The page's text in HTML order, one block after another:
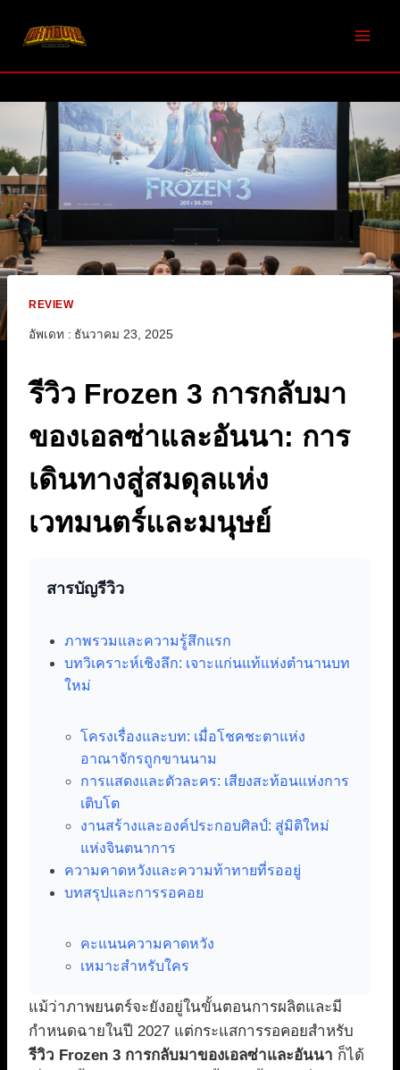
REVIEW
อัพเดท : ธันวาคม 23, 2025
รีวิว Frozen 3 การกลับมา
ของเอลซ่าและอันนา: การ
เดินทางสู่สมดุลแห่ง
เวทมนตร์และมนุษย์
สารบัญรีวิว
ภาพรวมและความรู้สึกแรก
บทวิเคราะห์เชิงลึก: เจาะแก่นแท้แห่งตำนานบท
ใหม่
โครงเรื่องและบท: เมื่อโชคชะตาแห่ง
อาณาจักรถูกขานนาม
การแสดงและตัวละคร: เสียงสะท้อนแห่งการ
เติบโต
งานสร้างและองค์ประกอบศิลป์: สู่มิติใหม่
แห่งจินตนาการ
ความคาดหวังและความท้าทายที่รออยู่
บทสรุปและการรอคอย
คะแนนความคาดหวัง
เหมาะสำหรับใคร
แม้ว่าภาพยนตร์จะยังอยู่ในขั้นตอนการผลิตและมี
กำหนดฉายในปี 2027 แต่กระแสการรอคอยสำหรับ
รีวิว Frozen 3 การกลับมาของเอลซ่าและอันนา ก็ได้